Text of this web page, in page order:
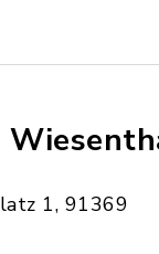
1, 91369